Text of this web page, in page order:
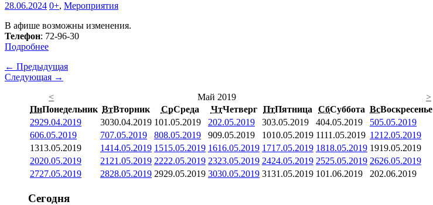
28.06.2024 0+, Мероприятия
В афише возможны изменения.
Телефон: 72-96-30
Подробнее
← Предыдущая
Следующая →
<
Май 2019
>
ПнПонедельник ВтВторник СрСреда ЧтЧетверг ПтПятница СбСуббота ВсВоскресенье
2929.04.2019 3030.04.2019 101.05.2019 202.05.2019 303.05.2019 404.05.2019 505.05.2019
606.05.2019 707.05.2019 808.05.2019 909.05.2019 1010.05.2019 1111.05.2019 1212.05.2019
1313.05.2019 1414.05.2019 1515.05.2019 1616.05.2019 1717.05.2019 1818.05.2019 1919.05.2019
2020.05.2019 21 21.05.2019 2222.05.2019 2323.05.2019 2424.05.2019 2525.05.2019 2626.05.2019
2727.05.2019 2828.05.2019 2929.05.2019 3030.05.2019 3131.05.2019 101.06.2019 202.06.2019
Сегодня